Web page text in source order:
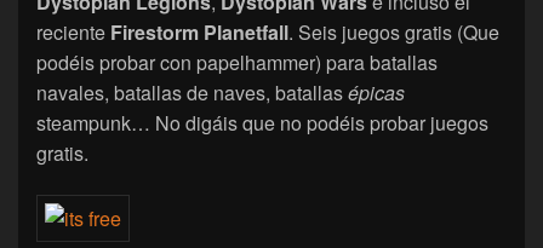
reciente Firestorm Planetfall. Seis juegos gratis (Que
podéis probar con papelhammer) para batallas
navales, batallas de naves, batallasépicas
steampunk… No digáis que no podéis probar juegos
gratis.